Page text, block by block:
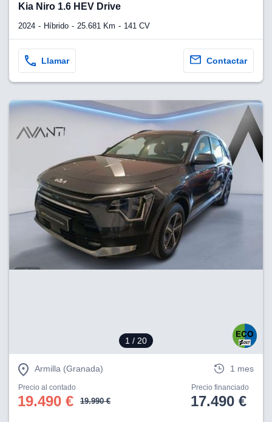
Kia Niro 1.6 HEV Drive
2024 Híbrido 25.681 Km 141 CV
Llamar Contactar
1 / 20
Armilla (Granada) 1 mes
Precio al contado
19.490 € 19.990 €
Precio financiado
17.490 €